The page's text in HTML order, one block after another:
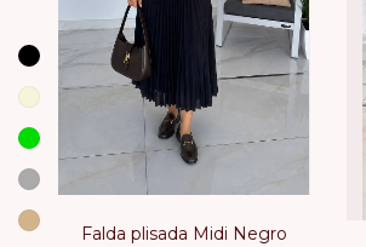
Falda plisada Midi Negro